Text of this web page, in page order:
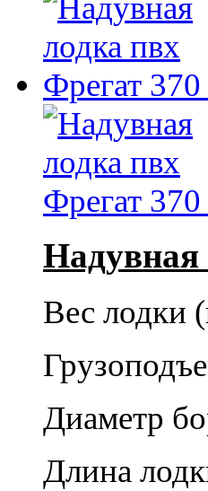
Надувная
Вес лодки
Диаметр
Длина